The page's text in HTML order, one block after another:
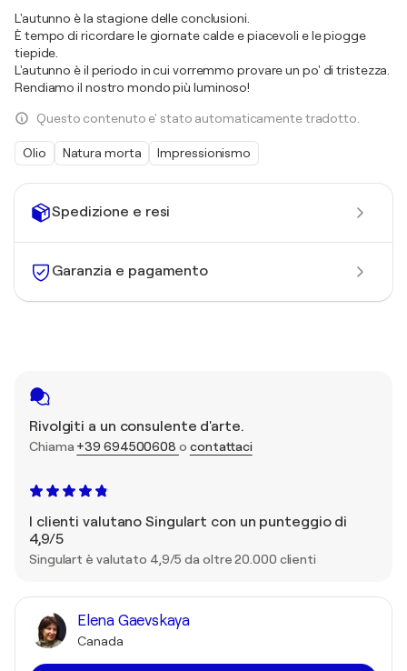
Spedizione e resi
Garanzia e pagamento
Rivolgiti a un consulente d'arte.
Chiama +39 694500608 o contattaci
I clienti valutano Singulart con un punteggio di
4,9/5
Singulart è valutato 4,9/5 da oltre 20.000 clienti
Elena Gaevskaya
Canada
L'autunno è la stagione delle conclusioni.
È tempo di ricordare le giornate calde e piacevoli e le piogge
tiepide.
L'autunno è il periodo in cui vorremmo provare un po' di tristezza.
Rendiamo il nostro mondo più luminoso!
Questo contenuto e' stato automaticamente tradotto.
Olio Natura morta Impressionismo